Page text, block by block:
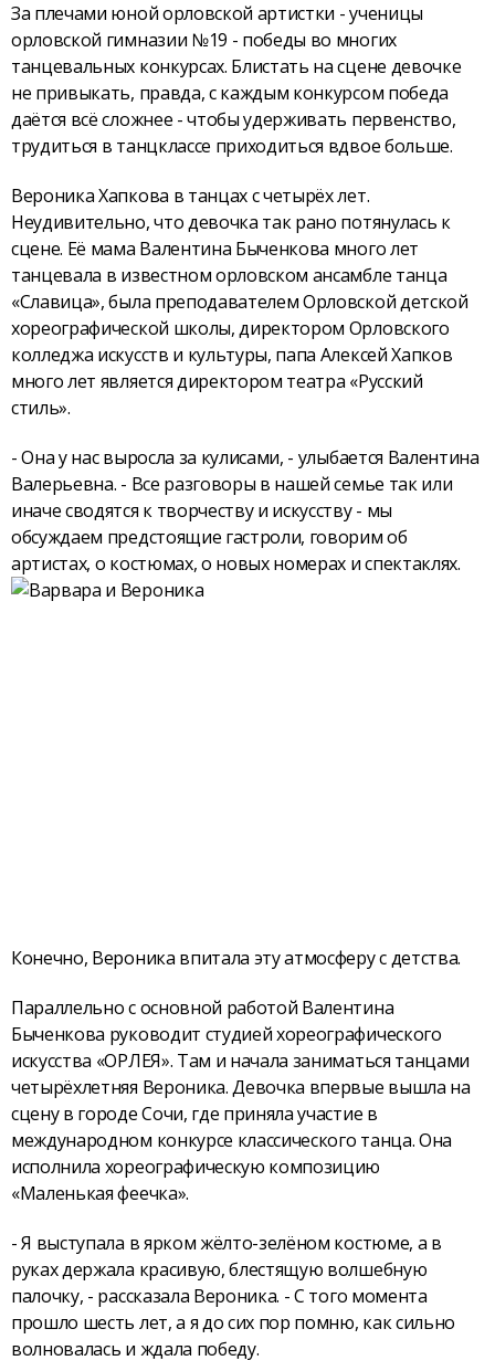
За плечами юной орловской артистки - ученицы
орловской гимназии №19 - победы во многих
танцевальных конкурсах. Блистать на сцене девочке
не привыкать, правда, с каждым конкурсом победа
даётся всё сложнее - чтобы удерживать первенство,
трудиться в танцклассе приходиться вдвое больше.
Вероника Хапкова в танцах с четырёх лет.
Неудивительно, что девочка так рано потянулась к
сцене. Её мама Валентина Быченкова много лет
танцевала в известном орловском ансамбле танца
«Славица», была преподавателем Орловской детской
хореографической школы, директором Орловского
колледжа искусств и культуры, папа Алексей Хапков
много лет является директором театра «Русский
стиль».
- Она у нас выросла за кулисами, - улыбается Валентина
Валерьевна. - Все разговоры в нашей семье так или
иначе сводятся к творчеству и искусству - мы
обсуждаем предстоящие гастроли, говорим об
артистах, о костюмах, о новых номерах и спектаклях.
Конечно, Вероника впитала эту атмосферу с детства.
Параллельно с основной работой Валентина
Быченкова руководит студией хореографического
искусства «ОРЛЕЯ». Там и начала заниматься танцами
четырёхлетняя Вероника. Девочка впервые вышла на
сцену в городе Сочи, где приняла участие в
международном конкурсе классического танца. Она
исполнила хореографическую композицию
«Маленькая феечка».
- Я выступала в ярком жёлто-зелёном костюме, а в
руках держала красивую, блестящую волшебную
палочку, - рассказала Вероника. - С того момента
прошло шесть лет, а я до сих пор помню, как сильно
волновалась и ждала победу.